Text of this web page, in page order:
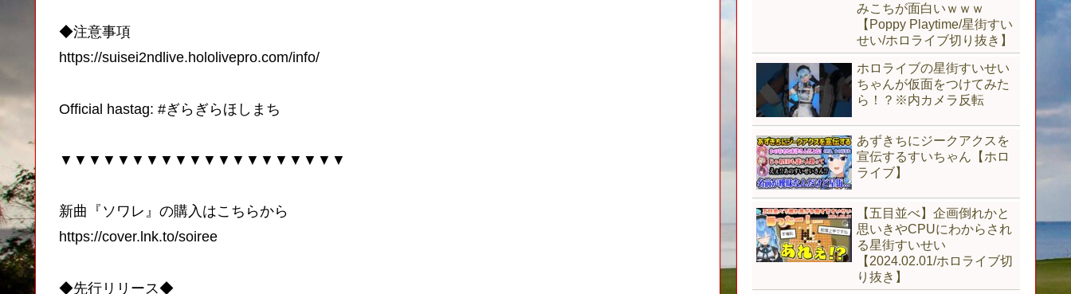
◆注意事項
https://suisei2ndlive.hololivepro.com/info/
Official hastag: #ぎらぎらほしまち
▼▼▼▼▼▼▼▼▼▼▼▼▼▼▼▼▼▼▼▼
新曲『ソワレ』の購入はこちらから
https://cover.lnk.to/soiree
◆先行リリース◆
みこちが面白いｗｗｗ
【Poppy Playtime/星街すい
せい/ホロライブ切り抜き】
ホロライブの星街すいせい
ちゃんが仮面をつけてみた
ら！？※内カメラ反転
あずきちにジークアクスを
宣伝するすいちゃん【ホロ
ライブ】
【五目並べ】企画倒れかと
思いきやCPUにわからされ
る星街すいせい
【2024.02.01/ホロライブ切
り抜き】